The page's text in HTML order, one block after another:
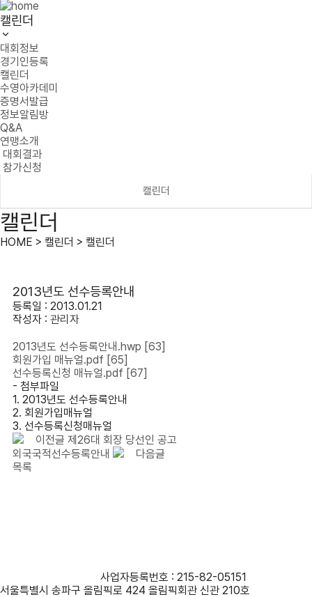
캘린더
대회정보
경기인등록
캘린더
수영아카데미
증명서발급
정보알림방
Q&A
연맹소개
대회결과
참가신청
캘린더
캘린더
HOME > 캘린더 > 캘린더
2013년도 선수등록안내
등록일 : 2013.01.21
작성자 : 관리자
2013년도 선수등록안내.hwp [63]
회원가입 매뉴얼.pdf [65]
선수등록신청 매뉴얼.pdf [67]
- 첨부파일
1. 2013년도 선수등록안내
2. 회원가입매뉴얼
3. 선수등록신청매뉴얼
이전글 제26대 회장 당선인 공고
외국국적선수등록안내
다음글
목록
사업자등록번호 : 215-82-05151
서울특별시 송파구 올림픽로 424 올림픽회관 신관 210호